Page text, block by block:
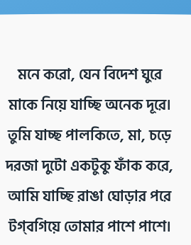
মনে করো, যেন বিদেশ ঘুরে
মাকে নিয়ে যাচ্ছি অনেক দূরে।
তুমি যাচ্ছ পালকিতে, মা, চড়ে
দরজা দুটো একটুকু ফাঁক করে,
আমি যাচ্ছি রাঙা ঘোড়ার পরে
টগ্‌বগিয়ে তোমার পাশে পাশে।